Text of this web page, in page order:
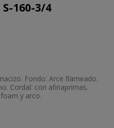
160-3/4
Fondo: Arce flameado.
Cordal: con afinaprimas.
y arco.